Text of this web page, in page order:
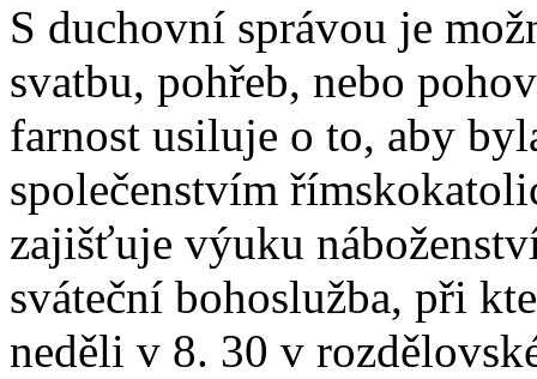
S duchovní správou je
svatbu, pohřeb, nebo
farnost usiluje o to, aby
společenstvím
zajišťuje výuku
sváteční bohoslužba, při
neděli v 8. 30 v